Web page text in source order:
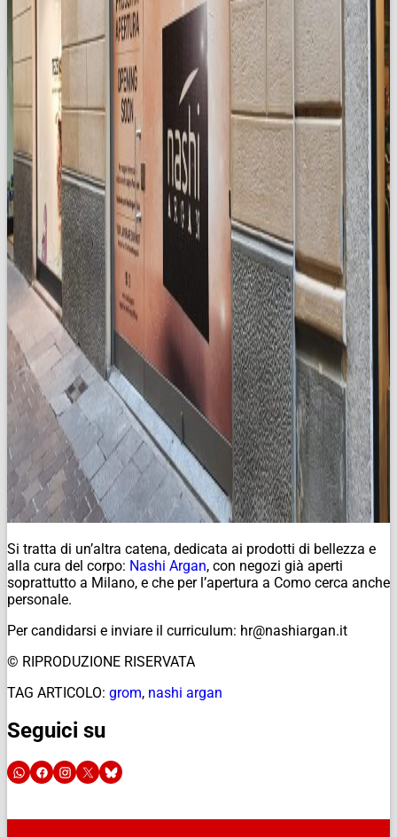
Si tratta di un’altra catena, dedicata ai prodotti di bellezza e
alla cura del corpo: Nashi Argan, con negozi già aperti
soprattutto a Milano, e che per l’apertura a Como cerca anche
personale.
Per candidarsi e inviare il curriculum: hr@nashiargan.it
© RIPRODUZIONE RISERVATA
TAG ARTICOLO: grom, nashi argan
Seguici su